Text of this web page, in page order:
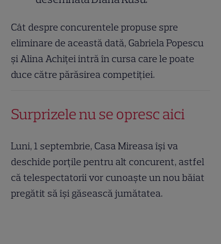
Cât despre concurentele propuse spre
eliminare de această dată, Gabriela Popescu
și Alina Achiței intră în cursa care le poate
duce către părăsirea competiției.
Surprizele nu se opresc aici
Luni, 1 septembrie, Casa Mireasa își va
deschide porțile pentru alt concurent, astfel
că telespectatorii vor cunoaște un nou băiat
pregătit să își găsească jumătatea.